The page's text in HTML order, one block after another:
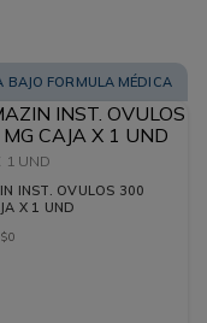
BAJO FORMULA MÉDICA
1 UND
INST. OVULOS 300
X 1 UND
$0